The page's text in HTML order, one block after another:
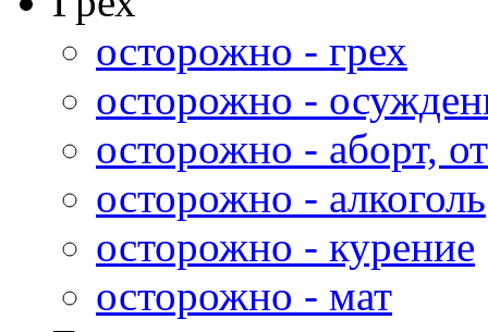
осторожно - грех
осторожно -
осторожно - аборт,
осторожно - алкоголь
осторожно - курение
осторожно - мат